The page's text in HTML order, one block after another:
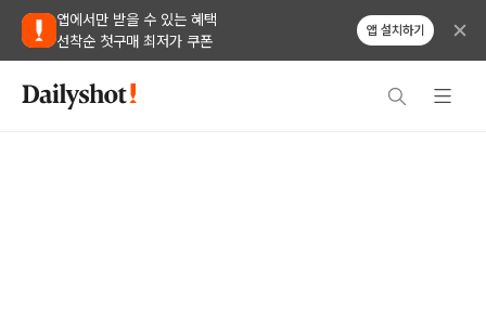
앱에서만 받을 수 있는 혜택
선착순 첫구매 최저가 쿠폰
앱 설치하기